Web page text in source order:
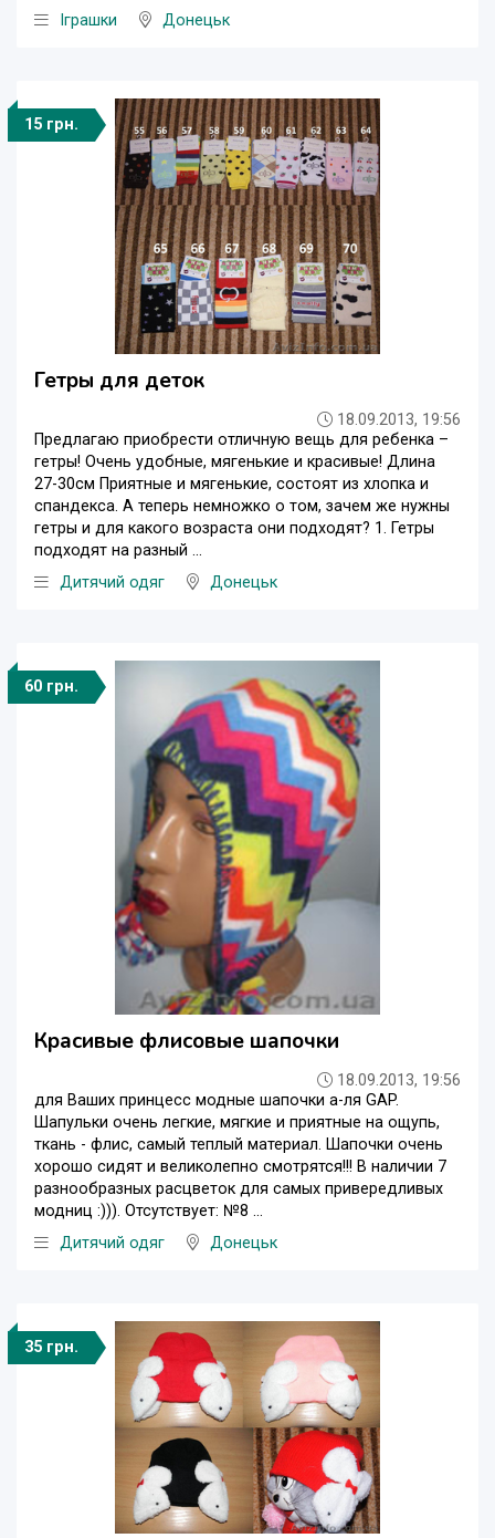
Iграшки
Донецьк
15 грн.
Гетры для деток
18.09.2013, 19:56
Предлагаю приобрести отличную вещь для ребенка –
гетры! Очень удобные, мягенькие и красивые! Длина
27-30см Приятные и мягенькие, состоят из хлопка и
спандекса. А теперь немножко о том, зачем же нужны
гетры и для какого возраста они подходят? 1. Гетры
подходят на разный ...
Дитячий одяг
Донецьк
60 грн.
Красивые флисовые шапочки
18.09.2013, 19:56
для Ваших принцесс модные шапочки а-ля GAP.
Шапульки очень легкие, мягкие и приятные на ощупь,
ткань - флис, самый теплый материал. Шапочки очень
хорошо сидят и великолепно смотрятся!!! В наличии 7
разнообразных расцветок для самых привередливых
модниц :))). Отсутствует: №8 ...
Дитячий одяг
Донецьк
35 грн.